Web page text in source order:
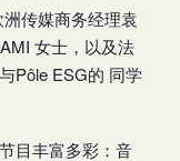
传媒商务经理袁
女士，以及法
Pôle ESG的 同学
目丰富多彩：音